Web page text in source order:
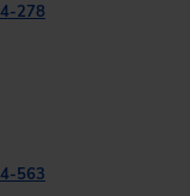
278
563